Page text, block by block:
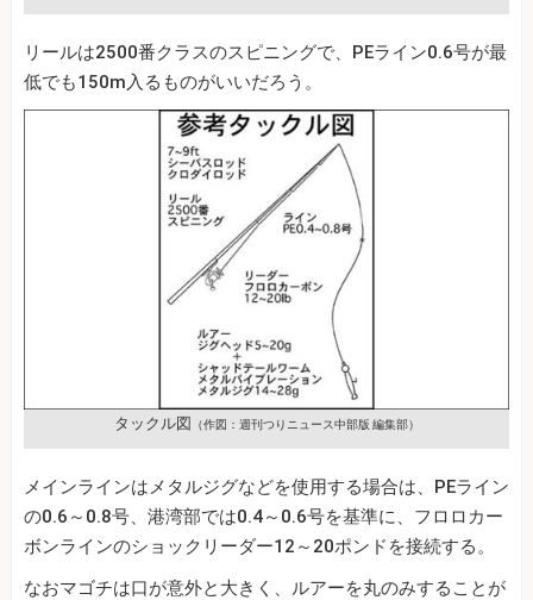
リールは2500番クラスのスピニングで、PEライン0.6号が最
低でも150m入るものがいいだろう。
タックル図 （作図：週刊つりニュース中部版 編集部）
メインラインはメタルジグなどを使用する場合は、PEライン
の0.6～0.8号、港湾部では0.4～0.6号を基準に、フロロカー
ボンラインのショックリーダー12～20ポンドを接続する。
なおマゴチは口が意外と大きく、ルアーを丸のみすることが